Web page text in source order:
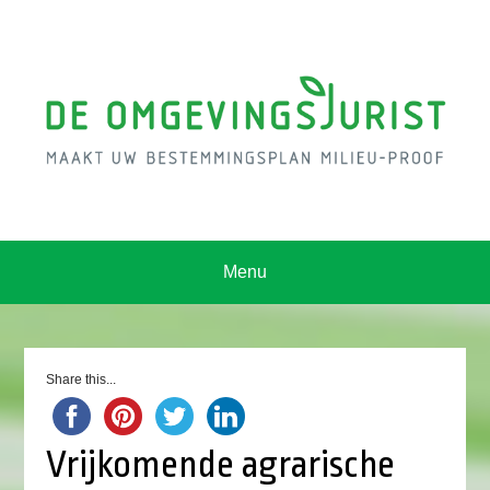
Menu
Share this...
Vrijkomende agrarische